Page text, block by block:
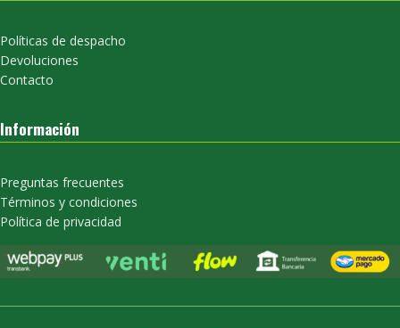
Políticas de despacho
Devoluciones
Contacto
Información
Preguntas frecuentes
Términos y condiciones
Política de privacidad